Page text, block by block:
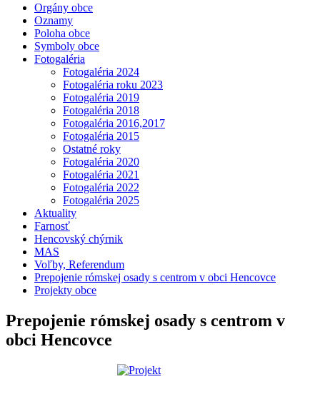
Orgány obce
Oznamy
Poloha obce
Symboly obce
Fotogaléria
Fotogaléria 2024
Fotogaléria roku 2023
Fotogaléria 2019
Fotogaléria 2018
Fotogaléria 2016,2017
Fotogaléria 2015
Ostatné roky
Fotogaléria 2020
Fotogaléria 2021
Fotogaléria 2022
Fotogaléria 2025
Aktuality
Farnosť
Hencovský chýrnik
MAS
Voľby, Referendum
Prepojenie rómskej osady s centrom v obci Hencovce
Projekty obce
Prepojenie rómskej osady s centrom v
obci Hencovce